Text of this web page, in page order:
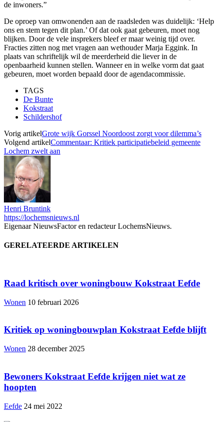
de inwoners.”
De oproep van omwonenden aan de raadsleden was duidelijk: ‘Help
ons en stem tegen dit plan.’ Of dat ook gaat gebeuren, moet nog
blijken. Door de vele insprekers bleef er maar weinig tijd over.
Fracties zitten nog met vragen aan wethouder Marja Eggink. In
plaats van schriftelijk wil de meerderheid die liever in de
openbaarheid kunnen stellen. Wanneer en in welke vorm dat gaat
gebeuren, moet worden bepaald door de agendacommissie.
TAGS
De Bunte
Kokstraat
Schildershof
Vorig artikelGrote wijk Gorssel Noordoost zorgt voor dilemma’s
Volgend artikelCommentaar: Kritiek participatiebeleid gemeente
Lochem zwelt aan
Henri Bruntink
https://lochemsnieuws.nl
Eigenaar NieuwsFactor en redacteur LochemsNieuws.
GERELATEERDE ARTIKELEN
Raad kritisch over woningbouw Kokstraat Eefde
Wonen 10 februari 2026
Kritiek op woningbouwplan Kokstraat Eefde blijft
Wonen 28 december 2025
Bewoners Kokstraat Eefde krijgen niet wat ze
hoopten
Eefde 24 mei 2022